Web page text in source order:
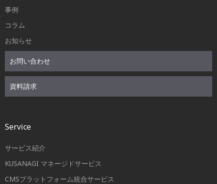
事例
コラム
お知らせ
お問い合わせ
資料請求
Service
サービス紹介
KUSANAGI マネージドサービス
CMSプラットフォーム統合サービス